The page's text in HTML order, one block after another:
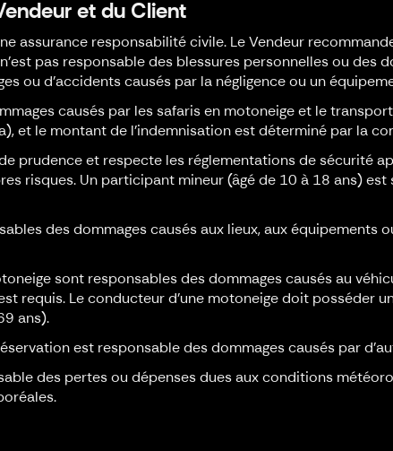
et du Client
assurance responsabilité civile. Le Vendeur
pas responsable des blessures personnelles ou des
ou d'accidents causés par la négligence ou un
causés par les safaris en motoneige et le
et le montant de l'indemnisation est déterminé par la
prudence et respecte les réglementations de sécurité
risques. Un participant mineur (âgé de 10 à 18 ans)
des dommages causés aux lieux, aux
sont responsables des dommages causés au
requis. Le conducteur d'une motoneige doit posséder
ans).
est responsable des dommages causés par
des pertes ou dépenses dues aux conditions